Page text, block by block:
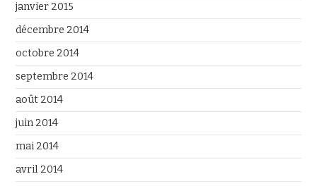
janvier 2015
décembre 2014
octobre 2014
septembre 2014
août 2014
juin 2014
mai 2014
avril 2014